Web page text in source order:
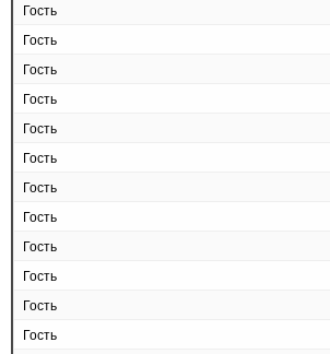
Гость
Гость
Гость
Гость
Гость
Гость
Гость
Гость
Гость
Гость
Гость
Гость